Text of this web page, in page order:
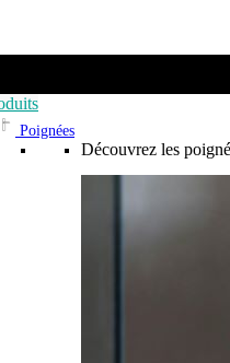
Poignées
Découvrez les